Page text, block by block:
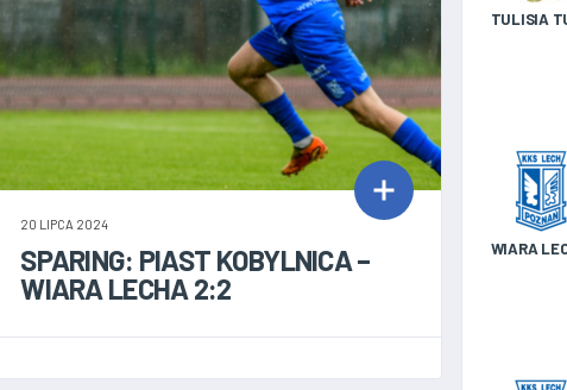
20 LIPCA 2024
SPARING: PIAST KOBYLNICA –
WIARA LECHA 2:2